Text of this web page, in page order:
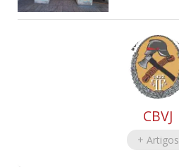
CBVJ
+ Artigos